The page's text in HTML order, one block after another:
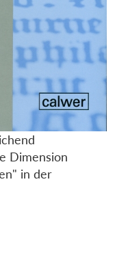
Dimension
in der